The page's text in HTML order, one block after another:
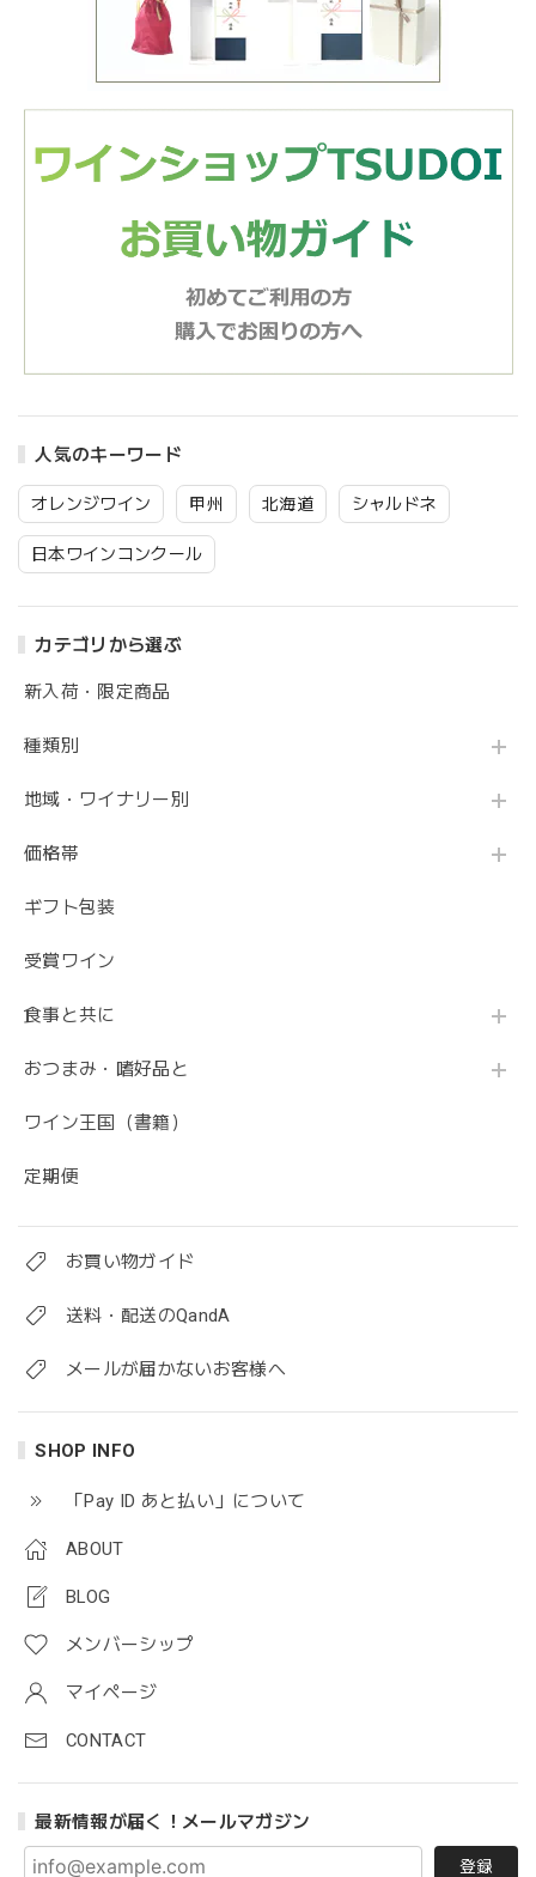
人気のキーワード
オレンジワイン 甲州 北海道 シャルドネ
日本ワインコンクール
カテゴリから選ぶ
新入荷・限定商品
種類別
地域・ワイナリー別
価格帯
ギフト包装
受賞ワイン
食事と共に
おつまみ・嗜好品と
ワイン王国（書籍）
定期便
お買い物ガイド
送料・配送のQandA
メールが届かないお客様へ
SHOP INFO
「Pay ID あと払い」について
ABOUT
BLOG
メンバーシップ
マイページ
CONTACT
最新情報が届く！メールマガジン
登録